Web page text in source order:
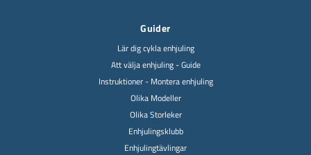
Guider
Lär dig cykla enhjuling
Att välja enhjuling - Guide
Instruktioner - Montera enhjuling
Olika Modeller
Olika Storleker
Enhjulingsklubb
Enhjulingtävlingar